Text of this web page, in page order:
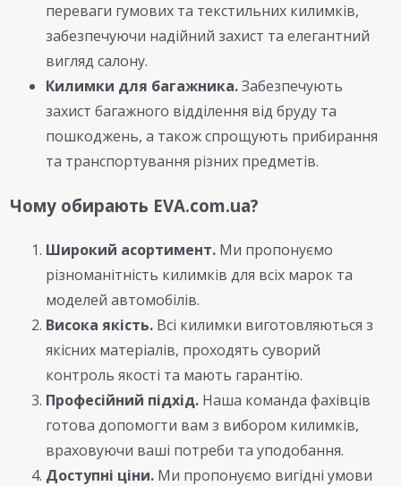
переваги гумових та текстильних килимків,
забезпечуючи надійний захист та елегантний
вигляд салону.
Килимки для багажника.Забезпечують
захист багажного відділення від бруду та
пошкоджень, а також спрощують прибирання
та транспортування різних предметів.
Чому обирають EVA.com.ua?
Широкий асортимент. Ми пропонуємо
різноманітність килимків для всіх марок та
моделей автомобілів.
Висока якість. Всі килимки виготовляються з
якісних матеріалів, проходять суворий
контроль якості та мають гарантію.
Професійний підхід. Наша команда фахівців
готова допомогти вам з вибором килимків,
враховуючи ваші потреби та уподобання.
Доступні ціни. Ми пропонуємо вигідні умови